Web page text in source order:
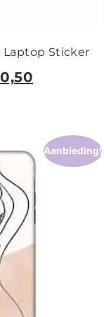
Laptop Sticker
0,50
Aanbieding!